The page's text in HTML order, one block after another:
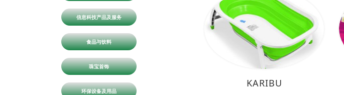
信息科技产品及服务
食品与饮料
珠宝首饰
环保设备及用品
KARIBU